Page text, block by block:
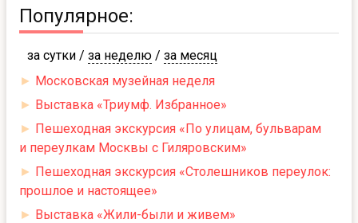
Популярное:
за сутки / за неделю / за месяц
► Московская музейная неделя
► Выставка «Триумф. Избранное»
► Пешеходная экскурсия «По улицам, бульварам
и переулкам Москвы с Гиляровским»
► Пешеходная экскурсия «Столешников переулок:
прошлое и настоящее»
► Выставка «Жили-были и живем»